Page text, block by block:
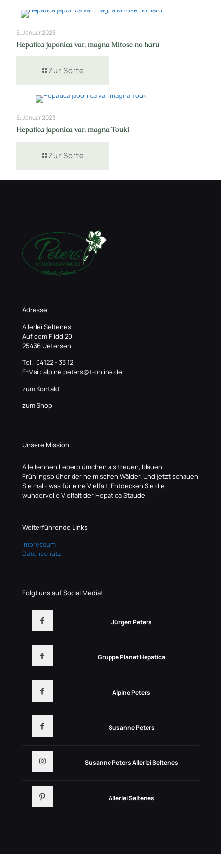
5. Januar 2023
Hepatica japonica var. magna Mitose no haru
Zur Sorte
5. Januar 2023
Hepatica japonica var. magna Touki
Zur Sorte
Adresse
Allerlei Seltenes
Auf dem Flidd 20
25436 Uetersen
Tel.: 04122 - 33 12
E-Mail: alpine.peters@t-online.de
zum Kontakt
zum Shop
Unsere Mission
Alle kennen Leberblümchen als treuen, blauen
Frühlingsblüher der heimischen Wälder. Und jetzt schauen
Sie mal - was für eine Vielfalt. Entdecken Sie die
wundervolle Vielfalt der Hepatica Staude
Weiterführende Links
Impressum
Datenschutz
Folgt uns auf Social Media!
Jürgen Peters
Gruppe Planet Hepatica
Alpine Peters
Susanne Peters
Susanne Peters Allerlei Seltenes
Allerlei Seltenes